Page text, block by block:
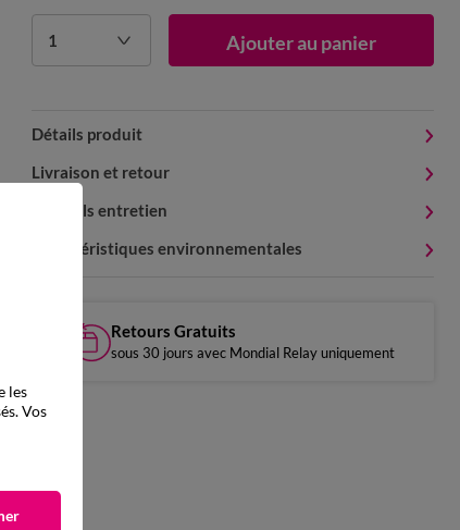
1 Ajouter au panier
Détails produit
Livraison et retour
Conseils entretien
Caractéristiques environnementales
Retours Gratuits
sous 30 jours avec Mondial Relay uniquement
les
Vos